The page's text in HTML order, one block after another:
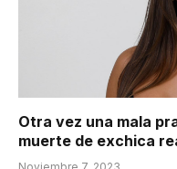
Otra vez una mala
muerte de exchica